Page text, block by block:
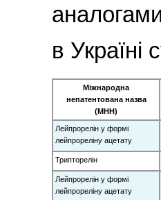
в Україні
Міжнародна
непатентована назва
(МНН)
Лейпрорелін у формі
лейпрореліну ацетату
Трипторелін
Лейпрорелін у формі
лейпрореліну ацетату